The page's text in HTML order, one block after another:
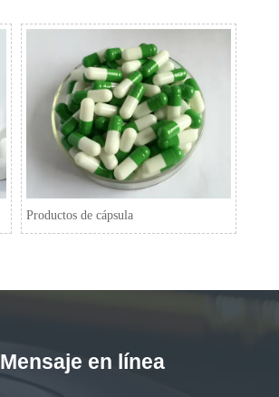
Productos de cápsula
Mensaje en línea